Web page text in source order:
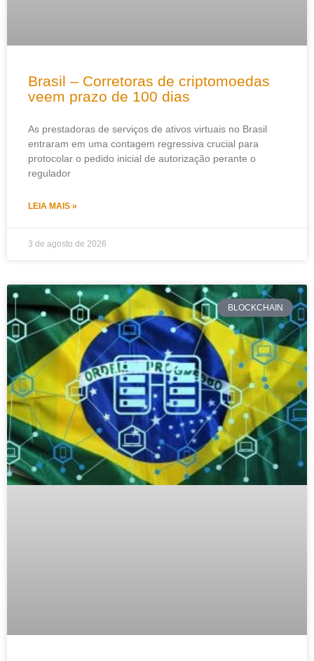
Brasil – Corretoras de criptomoedas
veem prazo de 100 dias
As prestadoras de serviços de ativos virtuais no Brasil
entraram em uma contagem regressiva crucial para
protocolar o pedido inicial de autorização perante o
regulador
LEIA MAIS »
3 de agosto de 2026
BLOCKCHAIN